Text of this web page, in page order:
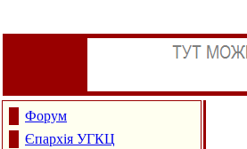
Форум
Єпархія УГКЦ